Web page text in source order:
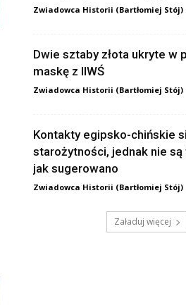
Zwiadowca Historii (Bartłomiej Stój)
Dwie sztaby złota ukryte w
maskę z IIWŚ
Zwiadowca Historii (Bartłomiej Stój)
Kontakty egipsko-chińskie
starożytności, jednak nie są
jak sugerowano
Zwiadowca Historii (Bartłomiej Stój)
Załaduj więcej